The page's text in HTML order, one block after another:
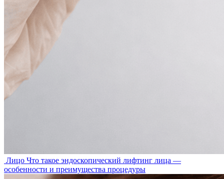
Лицо Что такое эндоскопический лифтинг лица —
особенности и преимущества процедуры